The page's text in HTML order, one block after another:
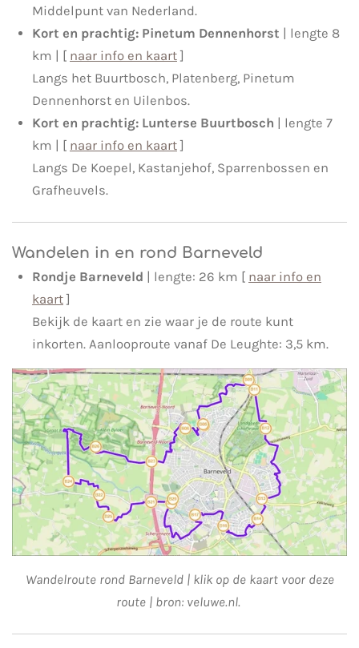
Middelpunt van Nederland.
Kort en prachtig: Pinetum Dennenhorst | lengte 8
km | [ naar info en kaart ]
Langs het Buurtbosch, Platenberg, Pinetum
Dennenhorst en Uilenbos.
Kort en prachtig: Lunterse Buurtbosch | lengte 7
km | [ naar info en kaart ]
Langs De Koepel, Kastanjehof, Sparrenbossen en
Grafheuvels.
Wandelen in en rond Barneveld
Rondje Barneveld | lengte: 26 km [ naar info en
kaart]
Bekijk de kaart en zie waar je de route kunt
inkorten. Aanlooproute vanaf De Leughte: 3,5 km.
Wandelroute rond Barneveld | klik op de kaart voor deze
route | bron: veluwe.nl.